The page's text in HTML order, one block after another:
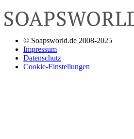
© Soapsworld.de 2008-2025
Impressum
Datenschutz
Cookie-Einstellungen